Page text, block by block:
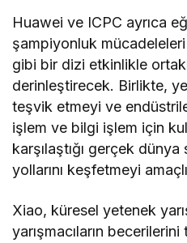
Huawei ve ICPC ayrıca
şampiyonluk
gibi bir dizi etkinlikle
derinleştirecek. Birlikte,
teşvik etmeyi ve
işlem ve bilgi işlem için
karşılaştığı gerçek dünya
yollarını keşfetmeyi
Xiao, küresel yetenek
yarışmacıların